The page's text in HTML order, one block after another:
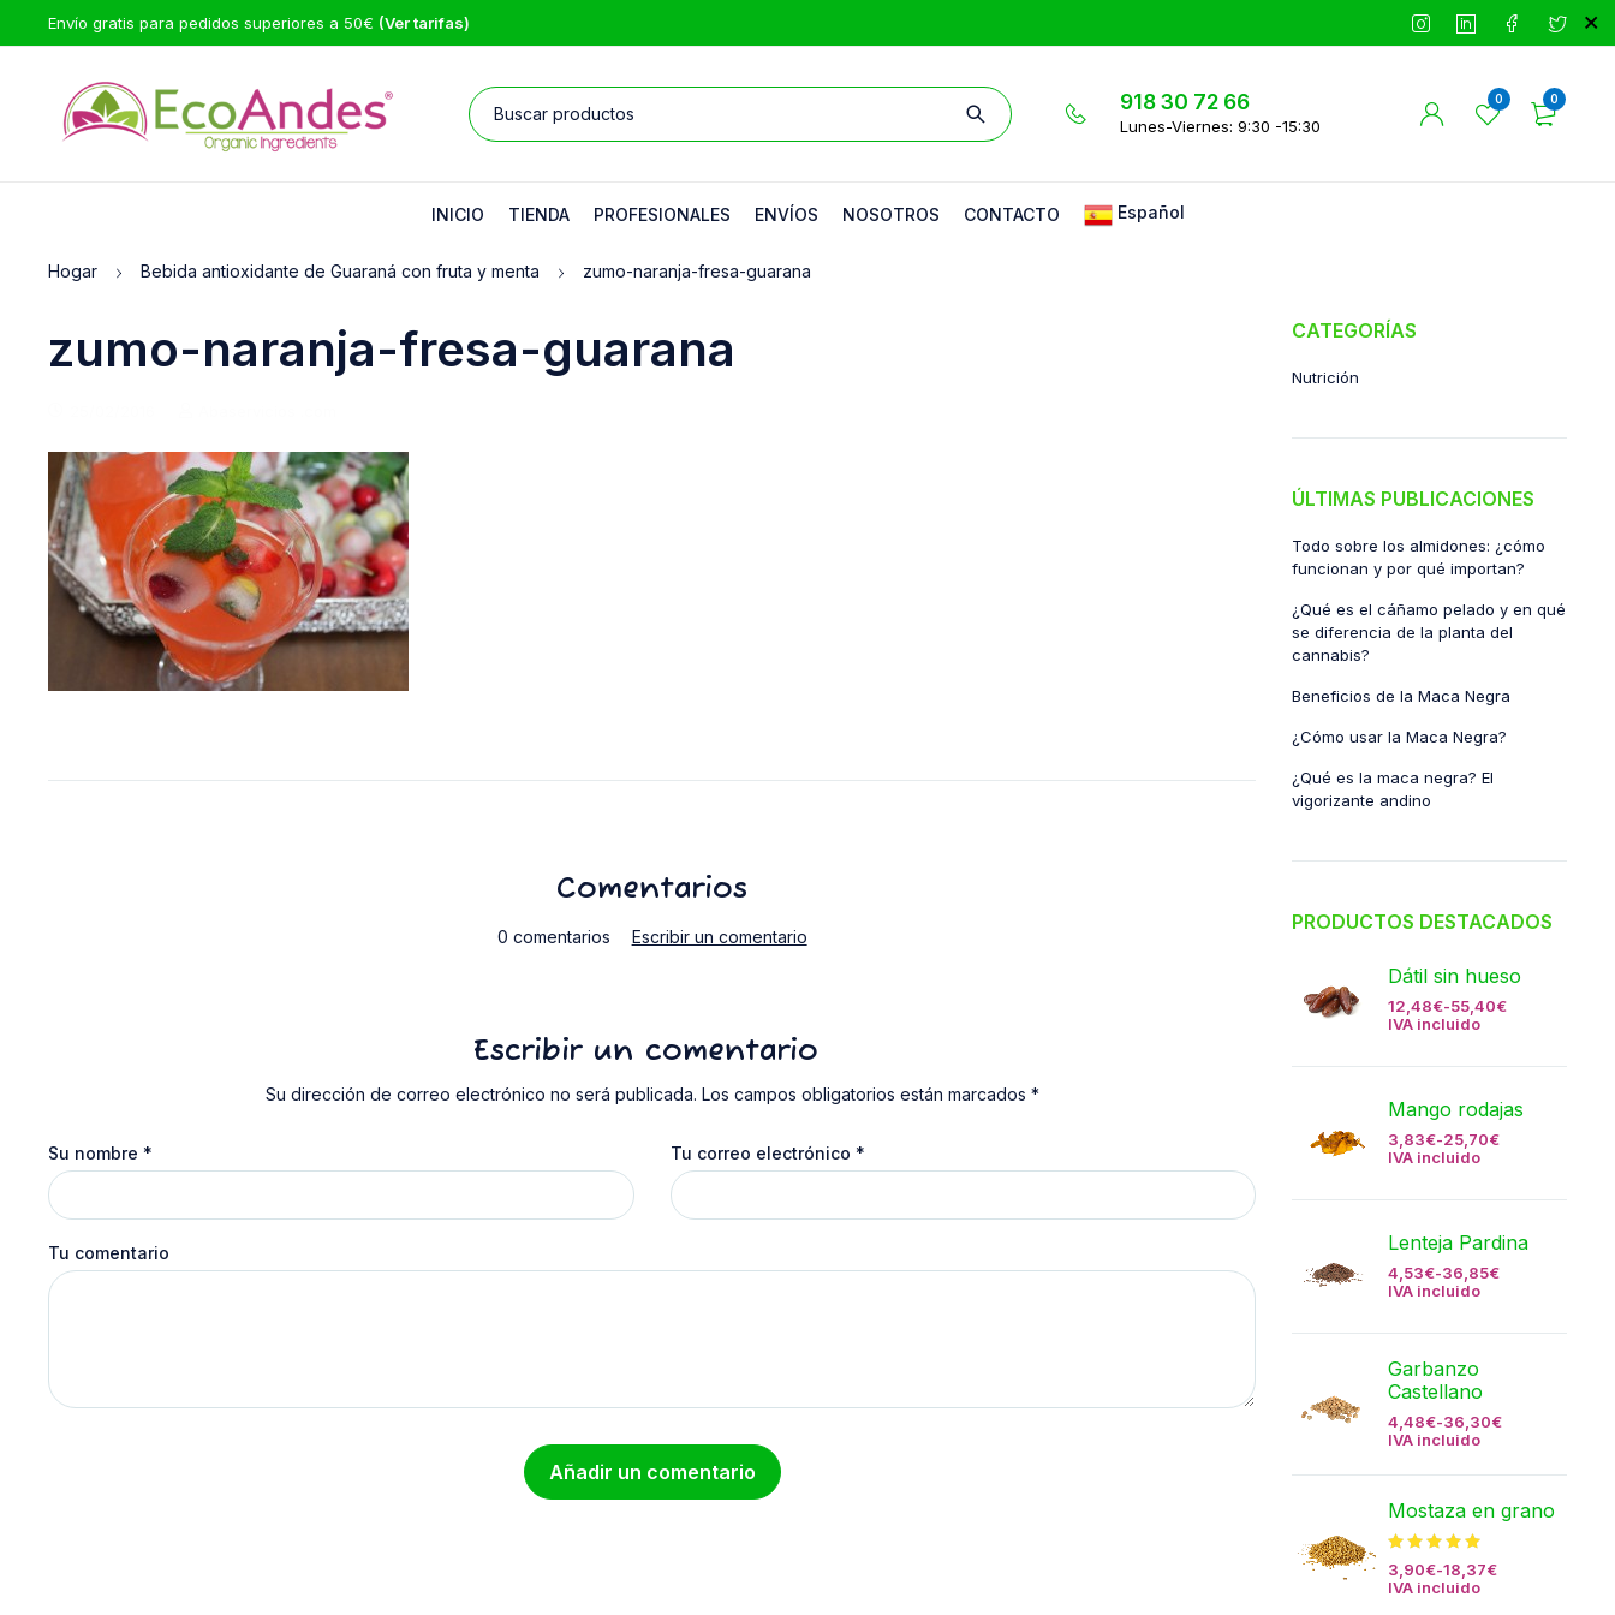
Envío gratis para pedidos superiores a 50€ (Ver tarifas)
918 30 72 66
Lunes-Viernes: 9:30 -15:30
0 0
INICIO TIENDA PROFESIONALES ENVÍOS NOSOTROS CONTACTO Español
Hogar Bebida antioxidante de Guaraná con fruta y menta zumo-naranja-fresa-guarana
zumo-naranja-fresa-guarana
Comentarios
0 comentarios Escribir un comentario
Escribir un comentario
Su dirección de correo electrónico no será publicada. Los campos obligatorios están marcados *
Su nombre * Tu correo electrónico *
Tu comentario
Añadir un comentario
CATEGORÍAS
Nutrición
ÚLTIMAS PUBLICACIONES
Todo sobre los almidones: ¿cómo
funcionan y por qué importan?
¿Qué es el cáñamo pelado y en qué
se diferencia de la planta del
cannabis?
Beneficios de la Maca Negra
¿Cómo usar la Maca Negra?
¿Qué es la maca negra? El
vigorizante andino
PRODUCTOS DESTACADOS
Dátil sin hueso
12,48€-55,40€
IVA incluido
Mango rodajas
3,83€-25,70€
IVA incluido
Lenteja Pardina
4,53€-36,85€
IVA incluido
Garbanzo
Castellano
4,48€-36,30€
IVA incluido
Mostaza en grano
3,90€-18,37€
IVA incluido